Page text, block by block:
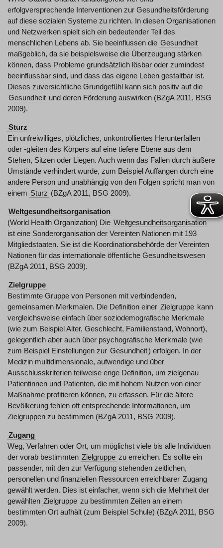
erfolgversprechende Interventionen zur Gesundheitsförderung
auf diese sozialen Systeme zu richten. In diesen Organisationen
und Netzwerken spielt sich ein bedeutender Teil des
menschlichen Lebens ab. Sie beeinflussen die Gesundheit
maßgeblich, da sie beispielsweise die Überzeugung stärken
können, dass Probleme grundsätzlich lösbar oder zumindest
beeinflussbar sind, und dass das eigene Leben gestaltbar ist.
Dieses zuversichtliche Grundgefühl kann sich positiv auf die
Gesundheit und deren Förderung auswirken (BZgA 2011, BSG
2009).
Sturz
Ein unfreiwilliges, plötzliches, unkontrolliertes Herunterfallen
oder -gleiten des Körpers auf eine tiefere Ebene aus dem
Stehen, Sitzen oder Liegen. Auch wenn das Fallen durch äußere
Umstände verhindert wurde, zum Beispiel Auffangen durch eine
andere Person und unabhängig von den Folgen spricht man von
einem Sturz (BZgA 2011, BSG 2009).
Weltgesundheitsorganisation
(World Health Organization) Die Weltgesundheitsorganisation
ist eine Sonderorganisation der Vereinten Nationen mit 193
Mitgliedstaaten. Sie ist die Koordinationsbehörde der Vereinten
Nationen für das internationale öffentliche Gesundheitswesen
(BZgA 2011, BSG 2009).
Zielgruppe
Bestimmte Gruppe von Personen mit verbindenden,
gemeinsamen Merkmalen. Die Definition einer Zielgruppe kann
vergleichsweise einfach über soziodemografische Merkmale
(wie zum Beispiel Alter, Geschlecht, Familienstand, Wohnort),
gelegentlich aber auch über psychografische Merkmale (wie
zum Beispiel Einstellungen zur Gesundheit) erfolgen. In der
Medizin multidimensionale, aufwendige und über
Ausschlusskriterien teilweise enge Definition, um zielgenau
Patientinnen und Patienten, die mit hohem Nutzen von einer
Maßnahme profitieren können, zu erfassen. Für die ältere
Bevölkerung fehlen oft entsprechende Informationen, um
Zielgruppen zu bestimmen (BZgA 2011, BSG 2009).
Zugang
Weg, Verfahren oder Ort, um möglichst viele bis alle Individuen
der vorab bestimmten Zielgruppe zu erreichen. Es sollte ein
passender, mit den zur Verfügung stehenden zeitlichen,
personellen und finanziellen Ressourcen erreichbarer Zugang
gewählt werden. Dies ist einfacher, wenn sich die Mehrheit der
gewählten Zielgruppe zu bestimmten Zeiten an einem
bestimmten Ort aufhält (zum Beispiel Schule) (BZgA 2011, BSG
2009).